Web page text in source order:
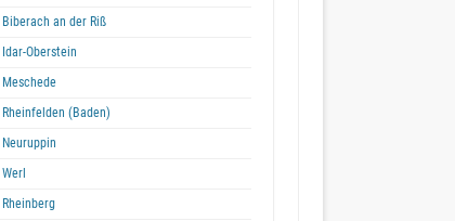
Biberach an der Riß
Idar-Oberstein
Meschede
Rheinfelden (Baden)
Neuruppin
Werl
Rheinberg